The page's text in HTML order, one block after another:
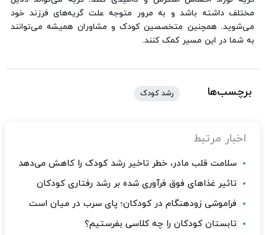
مختلف داشته باشد و به مرور متوجه علت گریه‌های فرزند خود
می‌شوید. همچنین متخصصین کودک و مشاوران همیشه می‌توانند
به شما در این مسیر کمک کنند.
برچسب‌ها رشد کودک
اخبار مرتبط
سلامت قلب مادر، خطر تاخیر رشد کودک را کاهش می‌دهد
تاثیر غذاهای فوق فرآوری شده بر رشد رفتاری کودکان
فراموشی زودهنگام در کودکان؛ پای سرب در میان است
تابستان کودکان را چه کلاسی بفرستیم؟